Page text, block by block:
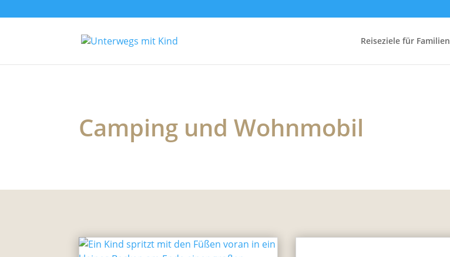
Reiseziele für Familien
Camping und Wohnmobil